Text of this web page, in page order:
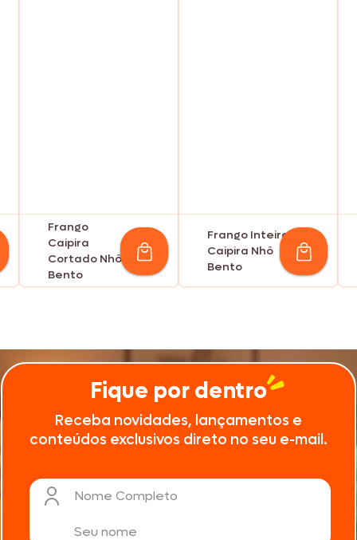
Frango
Caipira
Cortado Nhô
Bento
Frango Inteiro
Caipira Nhô
Bento
Fique por dentro
Receba novidades, lançamentos e
conteúdos exclusivos direto no seu e-mail.
Nome Completo